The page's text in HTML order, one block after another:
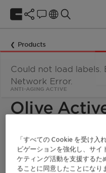
Products
ANTI-AGING ACTIVE
Olive
Olive Active HP is an
prevents the formation of
(AGEs), to delay the
from upcycled byproduct
Could not load labels.
Network Error.
「すべての Cookie を受け入
ビゲーションを強化し、サ
ケティング活動を支援するた
ることに同意したことになり